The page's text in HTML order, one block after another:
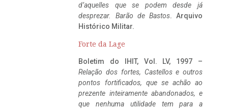
d’aquelles que se podem desde já
desprezar. Barão de Bastos. Arquivo
Histórico Militar.
Forte da Lage
Boletim do IHIT, Vol. LV, 1997 –
Relação dos fortes, Castellos e outros
pontos fortificados, que se achão ao
prezente inteiramente abandonados, e
que nenhuma utilidade tem para a